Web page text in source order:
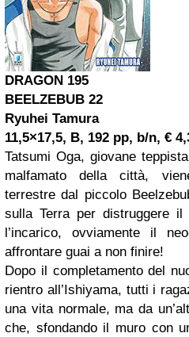
DRAGON 195
BEELZEBUB 22
Ryuhei Tamura
11,5×17,5, B, 192 pp, b/n, €
Tatsumi Oga, giovane
malfamato della città,
terrestre dal piccolo
sulla Terra per distruggere il
l’incarico, ovviamente il
affrontare guai a non finire!
Dopo il completamento del
rientro all’Ishiyama, tutti i
una vita normale, ma da
che, sfondando il muro con